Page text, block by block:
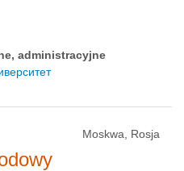
administracyjne
Moskwa, Rosja